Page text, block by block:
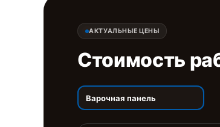
АКТУАЛЬНЫЕ ЦЕНЫ
Стоимость
Варочная панель